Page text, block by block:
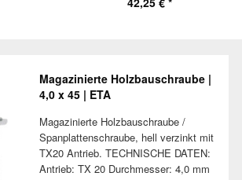
Magazinierte Holzbauschraube |
4,0 x 45 | ETA
Magazinierte Holzbauschraube /
Spanplattenschraube, hell verzinkt mit
TX20 Antrieb. TECHNISCHE DATEN:
Antrieb: TX 20 Durchmesser: 4,0 mm